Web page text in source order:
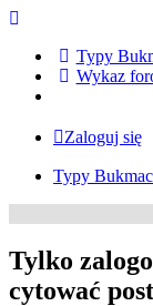
Typy
Wykaz
Zaloguj się
Typy
Tylko
cytować